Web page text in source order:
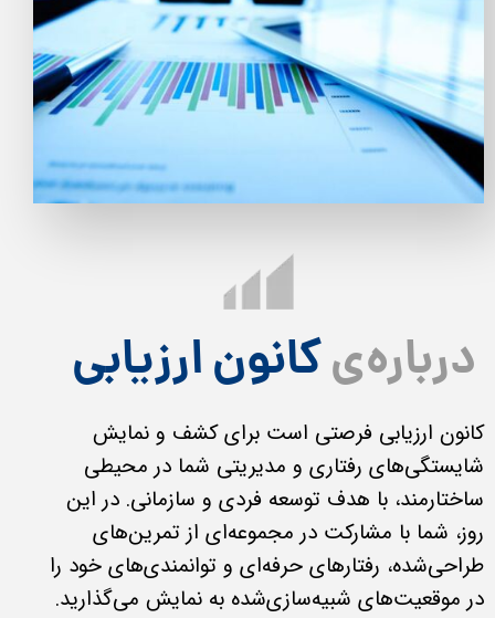
درباره‌یکانون ارزیابی
کانون ارزیابی فرصتی است برای کشف و نمایش
شایستگی‌های رفتاری و مدیریتی شما در محیطی
ساختارمند، با هدف توسعه فردی و سازمانی. در این
روز، شما با مشارکت در مجموعه‌ای از تمرین‌های
طراحی‌شده، رفتارهای حرفه‌ای و توانمندی‌های خود را
در موقعیت‌های شبیه‌سازی‌شده به نمایش می‌گذارید.